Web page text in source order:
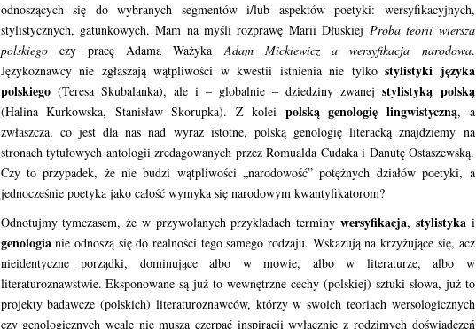
odnoszących się do wybranych segmentów i/lub aspektów poetyki: wersyfikacyjnych,
stylistycznych, gatunkowych. Mam na myśli rozprawę Marii Dłuskiej Próba teorii wiersza
polskiegoczy pracę Adama WażykaAdam Mickiewicz a wersyfikacja narodowa.
Językoznawcy nie zgłaszają wątpliwości w kwestii istnienia nie tylko stylistyki języka
polskiego(Teresa Skubalanka), ale i – globalnie – dziedziny zwanejstylistyką polską
(Halina Kurkowska, Stanisław Skorupka). Z kolei polską genologię lingwistyczną, a
zwłaszcza, co jest dla nas nad wyraz istotne, polską genologię literacką znajdziemy na
stronach tytułowych antologii zredagowanych przez Romualda Cudaka i Danutę Ostaszewską.
Czy to przypadek, że nie budzi wątpliwości „narodowość” potężnych działów poetyki, a
jednocześnie poetyka jako całość wymyka się narodowym kwantyfikatorom?
Odnotujmy tymczasem, że w przywołanych przykładach terminy wersyfikacja, stylistykai
genologianie odnoszą się do realności tego samego rodzaju. Wskazują na krzyżujące się, acz
nieidentyczne porządki, dominujące albo w mowie, albo w literaturze, albo w
literaturoznawstwie. Eksponowane są już to wewnętrzne cechy (polskiej) sztuki słowa, już to
projekty badawcze (polskich) literaturoznawców, którzy w swoich teoriach wersologicznych
czy genologicznych wcale nie muszą czerpać inspiracji wyłącznie z rodzimych doświadczeń